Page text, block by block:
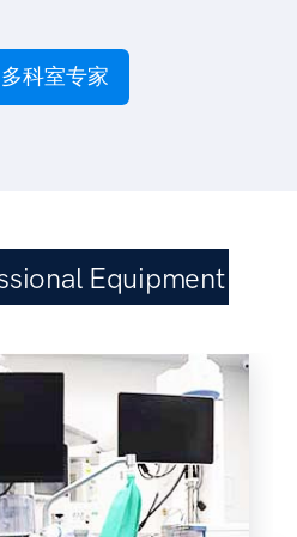
科室专家
Equipment